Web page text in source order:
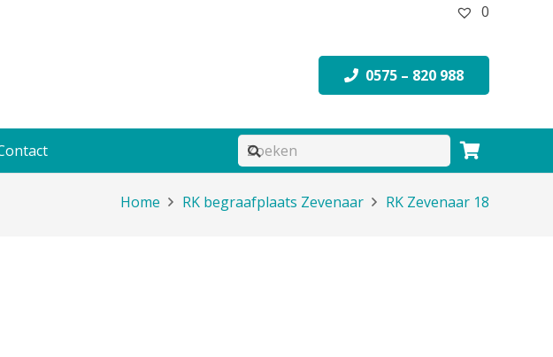
0
0575 – 820 988
Home RK begraafplaats Zevenaar RK Zevenaar 18